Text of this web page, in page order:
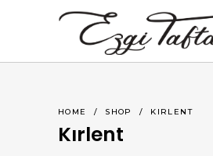
HOME / SHOP / KIRLENT
Kırlent